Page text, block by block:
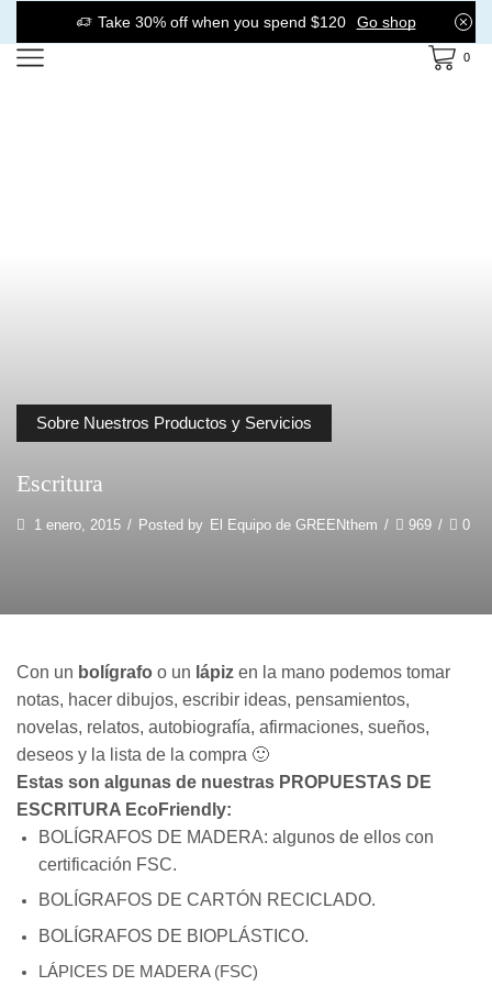
Take 30% off when you spend $120 Go shop
0
Sobre Nuestros Productos y Servicios
Escritura
1 enero, 2015 / Posted by El Equipo de GREENthem / 969 / 0
Con un bolígrafo o un lápiz en la mano podemos tomar
notas, hacer dibujos, escribir ideas, pensamientos,
novelas, relatos, autobiografía, afirmaciones, sueños,
deseos y la lista de la compra 🙂
Estas son algunas de nuestras PROPUESTAS DE
ESCRITURA EcoFriendly:
BOLÍGRAFOS DE MADERA: algunos de ellos con
certificación FSC.
BOLÍGRAFOS DE CARTÓN RECICLADO.
BOLÍGRAFOS DE BIOPLÁSTICO.
LÁPICES DE MADERA (FSC)